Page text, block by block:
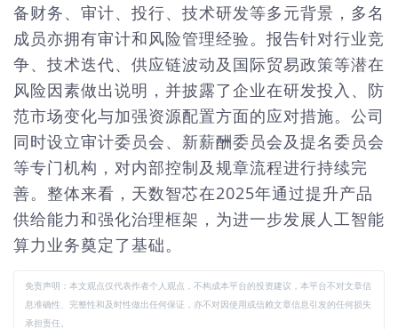
备财务、审计、投行、技术研发等多元背景，多名
成员亦拥有审计和风险管理经验。报告针对行业竞
争、技术迭代、供应链波动及国际贸易政策等潜在
风险因素做出说明，并披露了企业在研发投入、防
范市场变化与加强资源配置方面的应对措施。公司
同时设立审计委员会、新薪酬委员会及提名委员会
等专门机构，对内部控制及规章流程进行持续完
善。整体来看，天数智芯在2025年通过提升产品
供给能力和强化治理框架，为进一步发展人工智能
算力业务奠定了基础。
免责声明：本文观点仅代表作者个人观点，不构成本平台的投资建议，本平台不对文章信
息准确性、完整性和及时性做出任何保证，亦不对因使用或信赖文章信息引发的任何损失
承担责任。